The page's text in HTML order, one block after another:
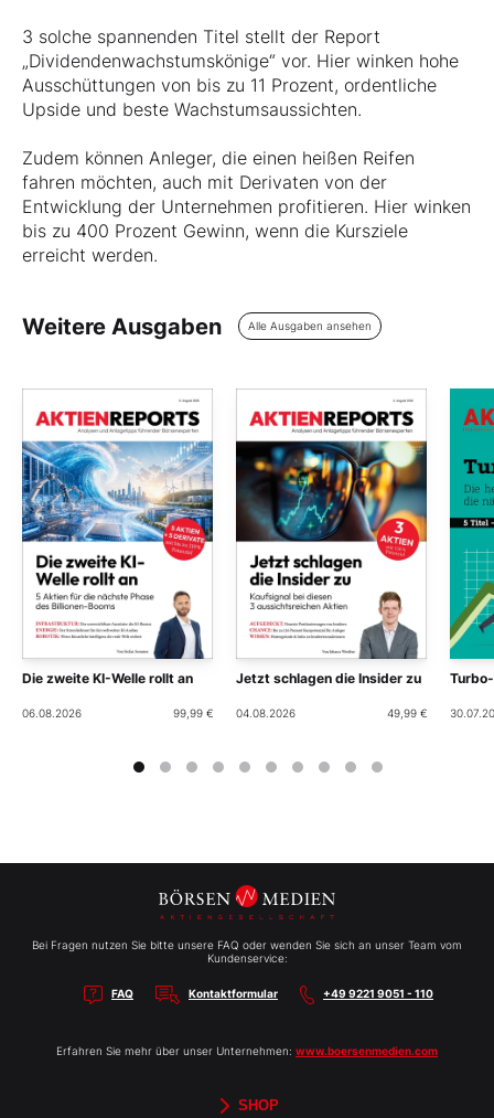
3 solche spannenden Titel stellt der Report
„Dividendenwachstumskönige“ vor. Hier winken hohe
Ausschüttungen von bis zu 11 Prozent, ordentliche
Upside und beste Wachstumsaussichten.
Zudem können Anleger, die einen heißen Reifen
fahren möchten, auch mit Derivaten von der
Entwicklung der Unternehmen profitieren. Hier winken
bis zu 400 Prozent Gewinn, wenn die Kursziele
erreicht werden.
Weitere Ausgaben Alle Ausgaben ansehen
Die zweite KI-Welle rollt an
06.08.2026 99,99 €
Jetzt schlagen die Insider zu
04.08.2026 49,99 €
Bei Fragen nutzen Sie bitte unsere FAQ oder wenden Sie sich an unser Team vom
Kundenservice:
FAQ Kontaktformular +49 9221 9051 - 110
Erfahren Sie mehr über unser Unternehmen: www.boersenmedien.com
SHOP